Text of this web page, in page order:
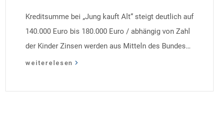
Kreditsumme bei „Jung kauft Alt“ steigt deutlich auf
140.000 Euro bis 180.000 Euro / abhängig von Zahl
der Kinder Zinsen werden aus Mitteln des Bundes
verbilligt: Heutiger Zins bei 0,53 Prozent effektiv bei
Antragstellende verpflichten sich zu energetischer
weiterelesen